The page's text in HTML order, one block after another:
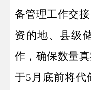
备管理工作交
资的地、县级
作，确保数量
于5 月底前将